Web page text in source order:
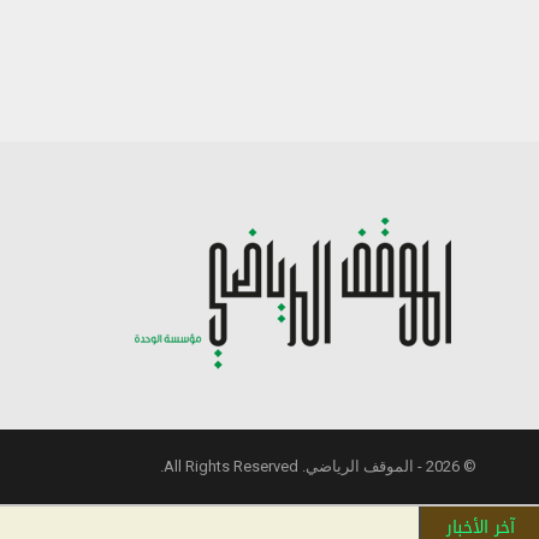
© 2026 - الموقف الرياضي. All Rights Reserved.
آخر الأخبار